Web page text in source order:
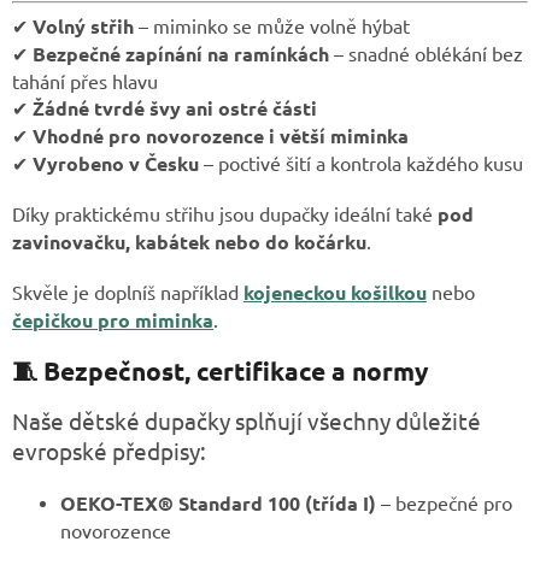
✔ Volný střih – miminko se může volně hýbat
✔ Bezpečné zapínání na ramínkách – snadné oblékání bez
tahání přes hlavu
✔ Žádné tvrdé švy ani ostré části
✔ Vhodné pro novorozence i větší miminka
✔ Vyrobeno v Česku – poctivé šití a kontrola každého kusu
Díky praktickému střihu jsou dupačky ideální také pod
zavinovačku, kabátek nebo do kočárku
Skvěle je doplníš například kojeneckou košilkou nebo
čepičkou pro miminka
🧵 Bezpečnost, certifikace a normy
Naše dětské dupačky splňují všechny důležité
evropské předpisy:
OEKO-TEX® Standard 100 (třída I) – bezpečné pro
novorozence